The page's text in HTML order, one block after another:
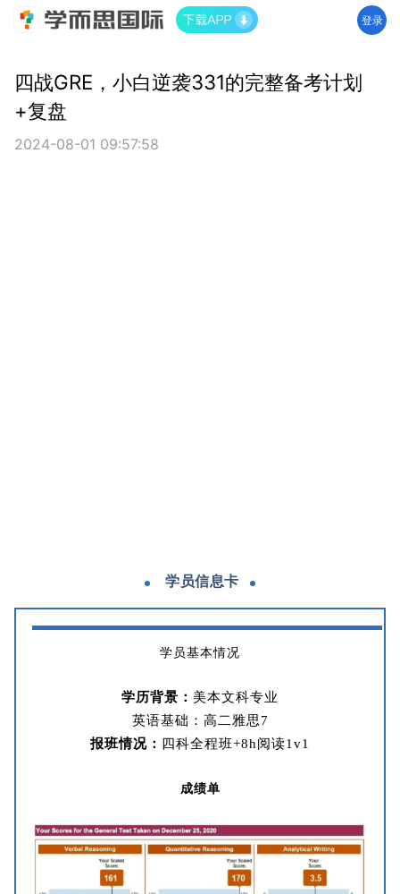
登录
四战GRE，小白逆袭331的完整备考计划
+复盘
2024-08-01 09:57:58
学员信息卡
学员基本情况
学历背景： 美本文科专业
英语基础：高二雅思7
报班情况： 四科全程班+8h阅读1v1
成绩单